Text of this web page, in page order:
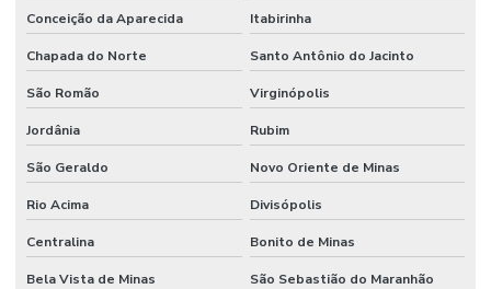
Conceição da Aparecida Itabirinha
Chapada do Norte Santo Antônio do Jacinto
São Romão Virginópolis
Jordânia Rubim
São Geraldo Novo Oriente de Minas
Rio Acima Divisópolis
Centralina Bonito de Minas
Bela Vista de Minas São Sebastião do Maranhão